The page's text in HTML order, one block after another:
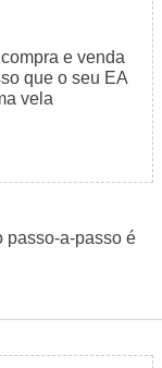
e venda
que o seu EA
vela
passo-a-passo é